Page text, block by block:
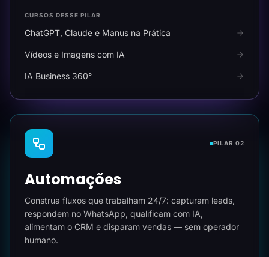
CURSOS DESSE PILAR
ChatGPT, Claude e Manus na Prática
Vídeos e Imagens com IA
IA Business 360°
PILAR 02
Automações
Construa fluxos que trabalham 24/7: capturam leads,
respondem no WhatsApp, qualificam com IA,
alimentam o CRM e disparam vendas — sem operador
humano.